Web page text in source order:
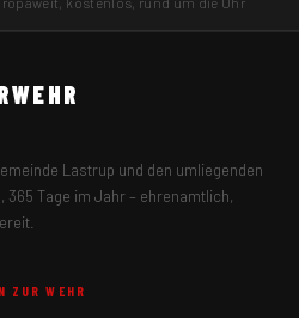
Lastrup und den umliegenden
365 Tage im Jahr – ehrenamtlich,
ZUR WEHR